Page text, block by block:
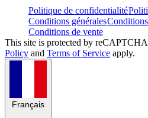
Politique de confidentialité
Conditions générales
Conditions de vente
This site is protected by
Policy and Terms of Service apply.
Français